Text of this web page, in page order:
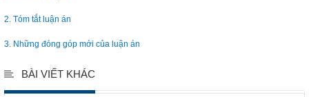
2. Tóm tắt luận án
3. Những đóng góp mới của luận án
BÀI VIẾT KHÁC